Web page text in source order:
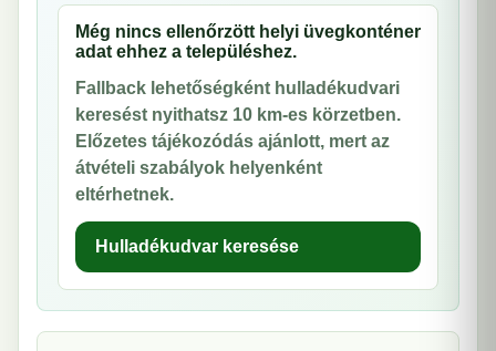
Még nincs ellenőrzött helyi üvegkonténer
adat ehhez a településhez.
Fallback lehetőségként hulladékudvari
keresést nyithatsz 10 km-es körzetben.
Előzetes tájékozódás ajánlott, mert az
átvételi szabályok helyenként
eltérhetnek.
Hulladékudvar keresése